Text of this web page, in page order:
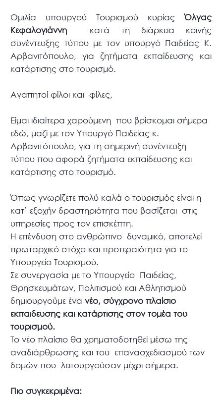
Ομιλία υπουργού Τουρισμού κυρίαςΌλγας
Κεφαλογιάννη
κατά τη διάρκεια κοινής
συνέντευξης τύπου με τον υπουργό Παιδείας Κ.
Αρβανιτόπουλο, για ζητήματα εκπαίδευσης και
κατάρτισης στο τουρισμό.
Αγαπητοί φίλοι και φίλες,
Είμαι ιδιαίτερα χαρούμενη που βρίσκομαι σήμερα
εδώ, μαζί με τον Υπουργό Παιδείας κ.
Αρβανιτόπουλο, για τη σημερινή συνέντευξη
τύπου που αφορά ζητήματα εκπαίδευσης και
κατάρτισης στο τουρισμό.
Όπως γνωρίζετε πολύ καλά ο τουρισμός είναι η
κατ’ εξοχήν δραστηριότητα που βασίζεται στις
υπηρεσίες προς τον επισκέπτη.
Η επένδυση στο ανθρώπινο δυναμικό, αποτελεί
πρωταρχικό στόχο και προτεραιότητα για το
Υπουργείο Τουρισμού.
Σε συνεργασία με το Υπουργείο Παιδείας,
Θρησκευμάτων, Πολιτισμού και Αθλητισμού
δημιουργούμε ένανέο, σύγχρονο πλαίσιο
εκπαιδευσης και κατάρτισης στον τομέα του
τουρισμού.
Το νέο πλαίσιο θα χρηματοδοτηθεί μέσω της
αναδιάρθρωσης και του επανασχεδιασμού των
δομών που λειτουργούσαν μέχρι σήμερα.
Πιο συγκεκριμένα: